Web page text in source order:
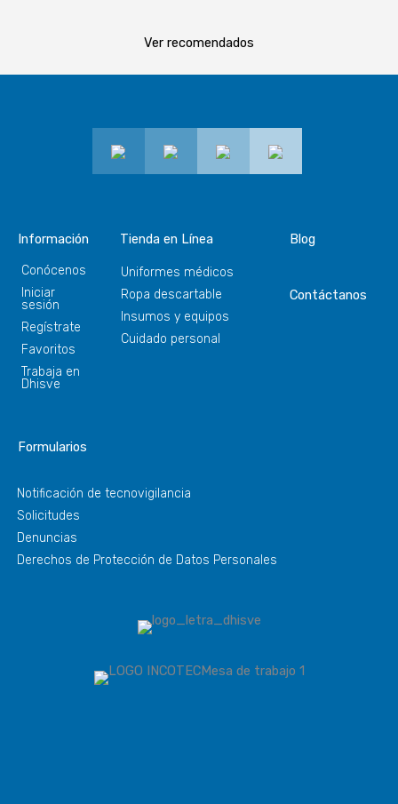
Ver recomendados
Información
Conócenos
Iniciar
sesión
Regístrate
Favoritos
Trabaja en
Dhisve
Tienda en Línea
Uniformes médicos
Ropa descartable
Insumos y equipos
Cuidado personal
Blog
Contáctanos
Formularios
Notificación de tecnovigilancia
Solicitudes
Denuncias
Derechos de Protección de Datos Personales